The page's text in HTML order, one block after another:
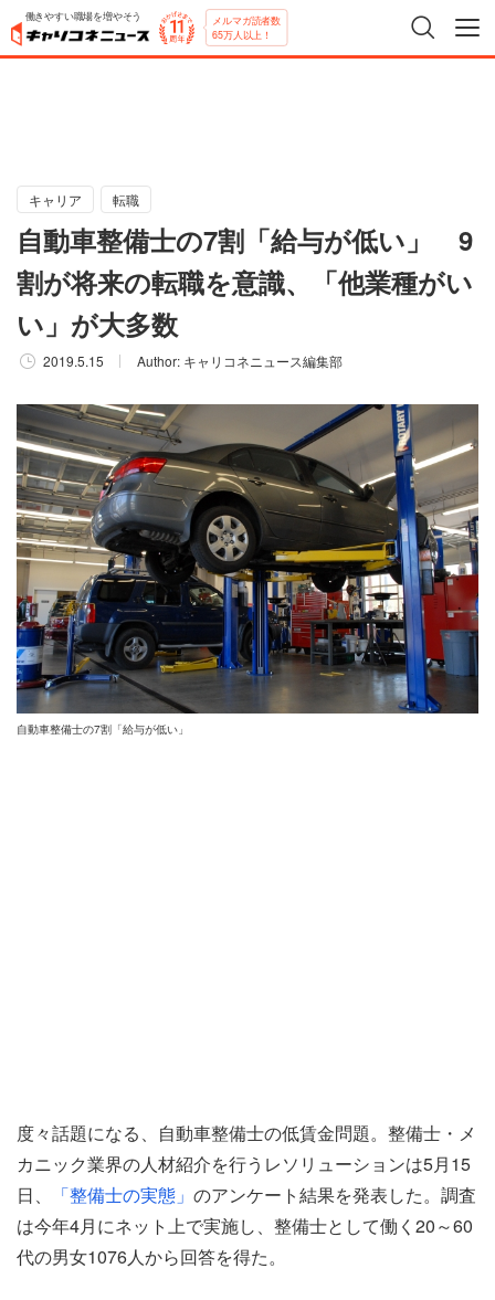
働きやすい職場を増やそう メルマガ読者数
65万人以上！
キャリア 転職
自動車整備士の7割「給与が低い」 9
割が将来の転職を意識、「他業種がい
い」が大多数
2019.5.15 Author: キャリコネニュース編集部
自動車整備士の7割「給与が低い」
度々話題になる、自動車整備士の低賃金問題。整備士・メ
カニック業界の人材紹介を行うレソリューションは5月15
日、
「整備士の実態」 のアンケート結果を発表した。調査
は今年4月にネット上で実施し、整備士として働く20～60
代の男女1076人から回答を得た。